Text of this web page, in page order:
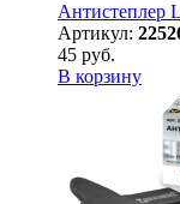
Антистеплер
Артикул:
45 руб.
В корзину